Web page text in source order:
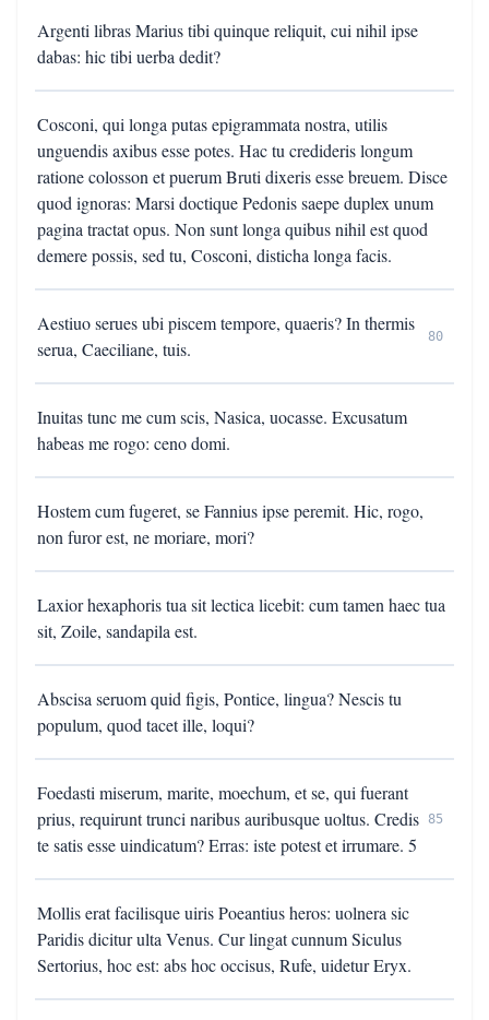
Argenti libras Marius tibi quinque reliquit, cui nihil ipse
dabas: hic tibi uerba dedit?
Cosconi, qui longa putas epigrammata nostra, utilis
unguendis axibus esse potes. Hac tu credideris longum
ratione colosson et puerum Bruti dixeris esse breuem. Disce
quod ignoras: Marsi doctique Pedonis saepe duplex unum
pagina tractat opus. Non sunt longa quibus nihil est quod
demere possis, sed tu, Cosconi, disticha longa facis.
Aestiuo serues ubi piscem tempore, quaeris? In thermis
serua, Caeciliane, tuis.
80
Inuitas tunc me cum scis, Nasica, uocasse. Excusatum
habeas me rogo: ceno domi.
Hostem cum fugeret, se Fannius ipse peremit. Hic, rogo,
non furor est, ne moriare, mori?
Laxior hexaphoris tua sit lectica licebit: cum tamen haec tua
sit, Zoile, sandapila est.
Abscisa seruom quid figis, Pontice, lingua? Nescis tu
populum, quod tacet ille, loqui?
Foedasti miserum, marite, moechum, et se, qui fuerant
prius, requirunt trunci naribus auribusque uoltus. Credis
te satis esse uindicatum? Erras: iste potest et irrumare. 5
85
Mollis erat facilisque uiris Poeantius heros: uolnera sic
Paridis dicitur ulta Venus. Cur lingat cunnum Siculus
Sertorius, hoc est: abs hoc occisus, Rufe, uidetur Eryx.